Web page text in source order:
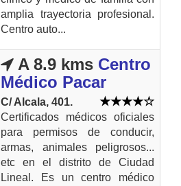
amplia trayectoria profesional.
Centro auto...
A 8.9 kms Centro
Médico Pacar
C/ Alcala, 401.
Certificados médicos oficiales
para permisos de conducir,
armas, animales peligrosos...
etc en el distrito de Ciudad
Lineal. Es un centro médico